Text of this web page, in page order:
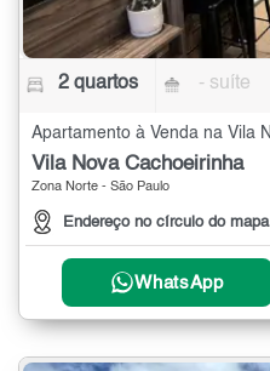
2 quartos - suíte
Vila Nova Cachoeirinha
Zona Norte - São Paulo
Endereço no círculo do mapa
WhatsApp